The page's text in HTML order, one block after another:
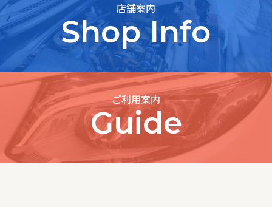
店舗案内
Shop Info
ご利用案内
Guide